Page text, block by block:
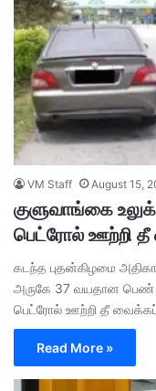
VM Staff August 15,
குளுவாங்கை
பெட்ரோல் ஊற்றி
கடந்த புதன்கிழமை
அருகே 37 வயதான பெண்
பெட்ரோல் ஊற்றி தீ
Read More »